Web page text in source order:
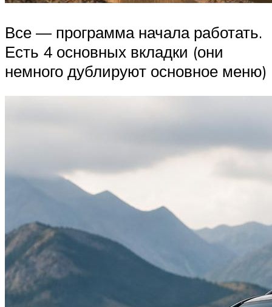
Все — программа начала работать.
Есть 4 основных вкладки (они
немного дублируют основное меню)